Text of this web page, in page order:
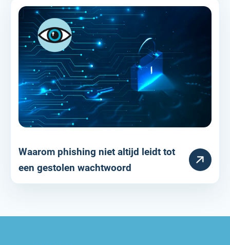
RESOURCE
Waarom phishing niet altijd leidt tot
een gestolen wachtwoord